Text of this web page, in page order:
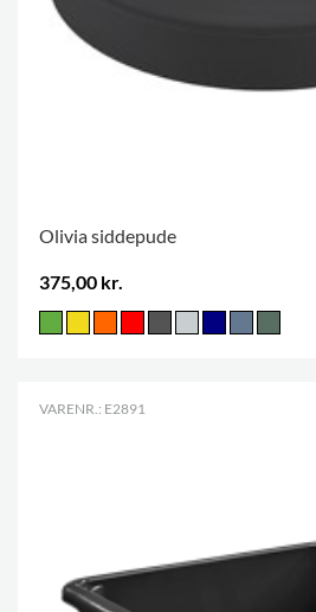
Olivia siddepude
375,00 kr.
VARENR.: E2891